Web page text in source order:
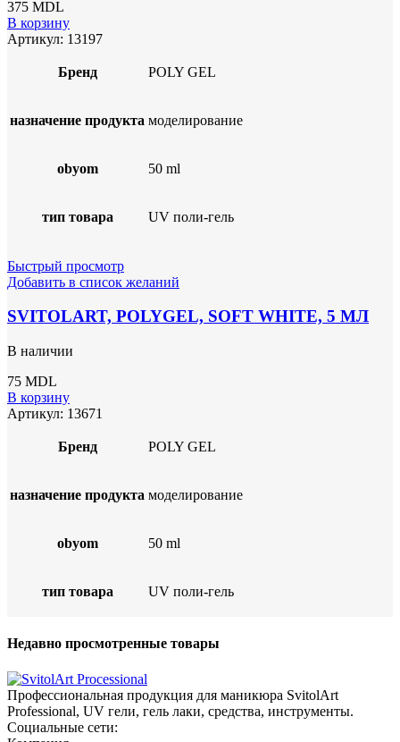
375 MDL
В корзину
Артикул: 13197
Бренд POLY GEL
назначение продукта моделирование
obyom 50 ml
тип товара UV поли-гель
Быстрый просмотр
Добавить в список желаний
SVITOLART, POLYGEL, SOFT WHITE, 5 МЛ
В наличии
75 MDL
В корзину
Артикул: 13671
Бренд POLY GEL
назначение продукта моделирование
obyom 50 ml
тип товара UV поли-гель
Недавно просмотренные товары
Профессиональная продукция для маникюра SvitolArt
Professional, UV гели, гель лаки, средства, инструменты.
Социальные сети: